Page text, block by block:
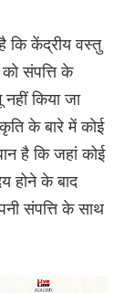
कि केंद्रीय वस्तु
संपत्ति के
किया जा
के बारे में कोई
है कि जहां कोई
होने के बाद
संपत्ति के साथ